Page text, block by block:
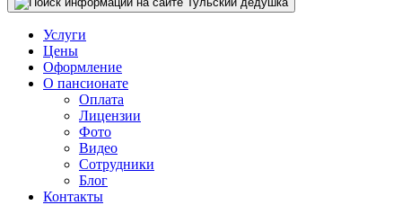
Услуги
Цены
Оформление
О пансионате
Оплата
Лицензии
Фото
Видео
Сотрудники
Блог
Контакты